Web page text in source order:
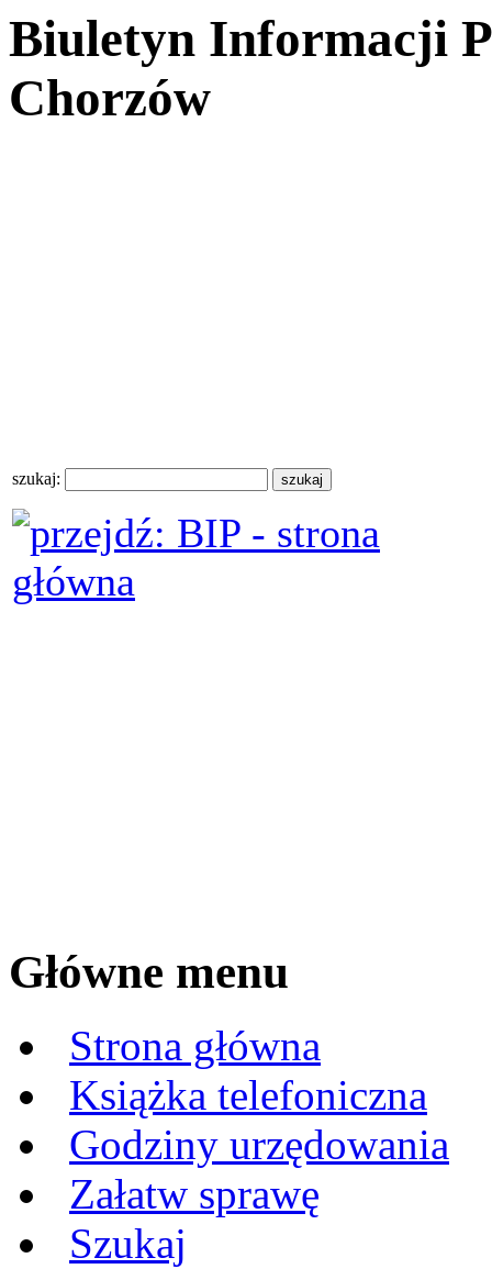
Biuletyn Informacji
Chorzów
szukaj:
Główne menu
Strona główna
Książka telefoniczna
Godziny urzędowania
Załatw sprawę
Szukaj